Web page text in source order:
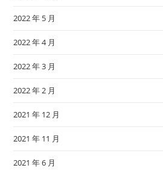
2022 年 5 月
2022 年 4 月
2022 年 3 月
2022 年 2 月
2021 年 12 月
2021 年 11 月
2021 年 6 月